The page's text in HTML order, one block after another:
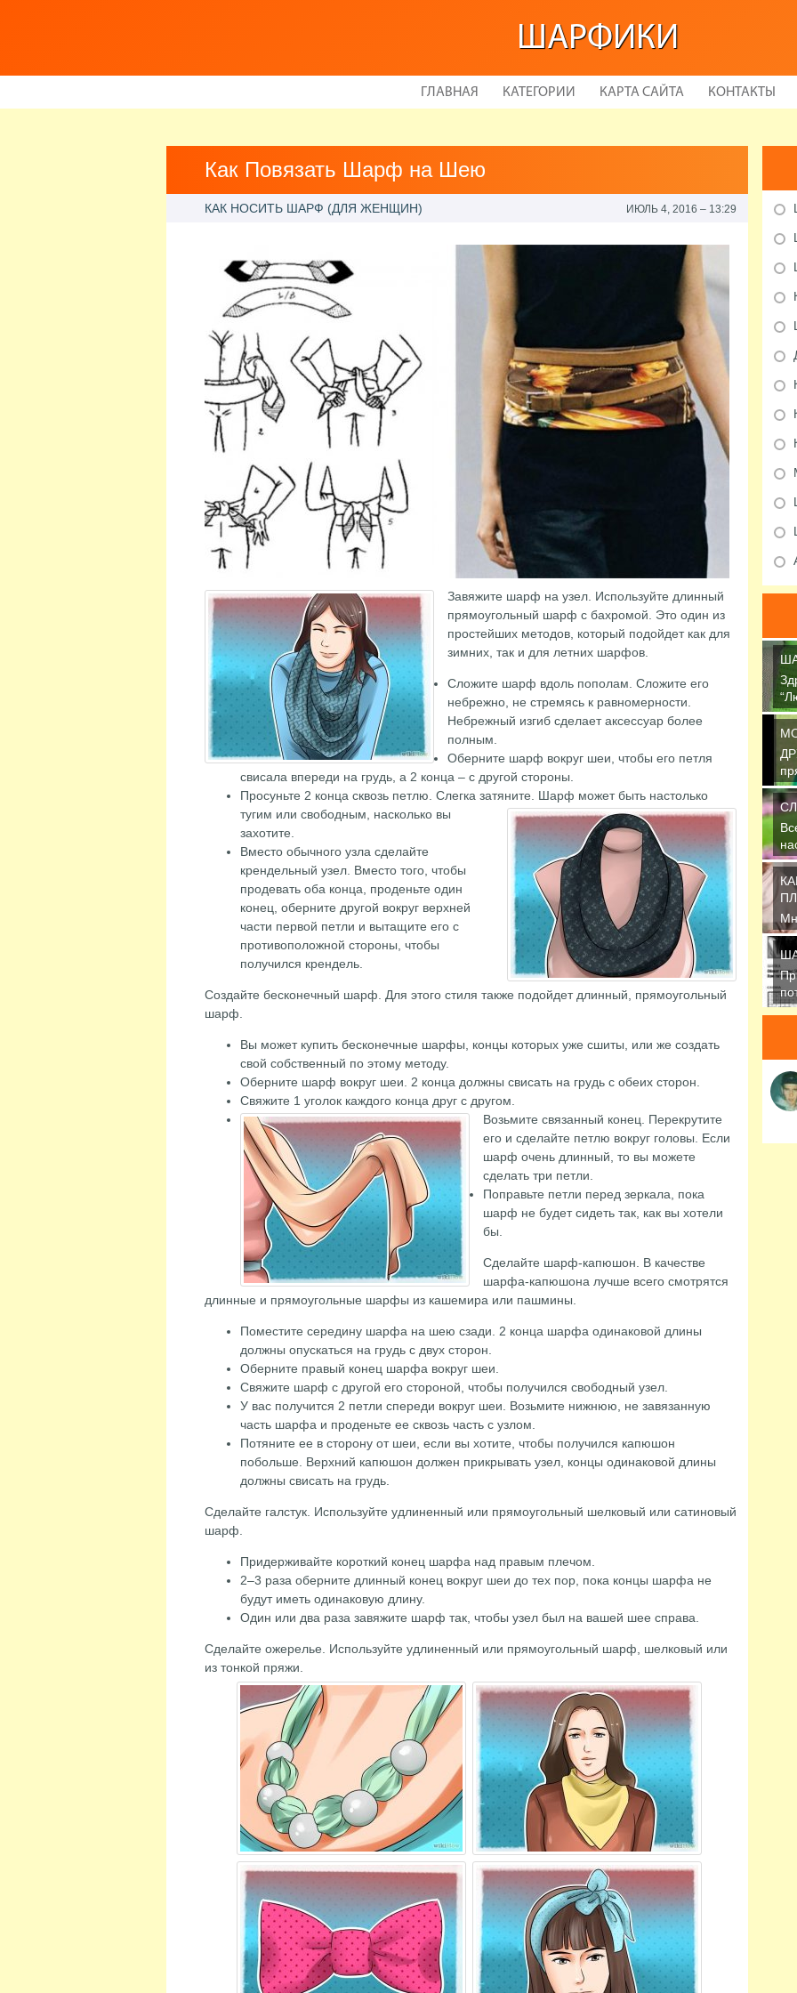
ШАРФИКИ
ГЛАВНАЯ КАТЕГОРИИ КАРТА САЙТА КОНТАКТЫ
Как Повязать Шарф на Шею
КАК НОСИТЬ ШАРФ (ДЛЯ ЖЕНЩИН) ИЮЛЬ 4, 2016 – 13:29
Завяжите шарф на узел. Используйте длинный
прямоугольный шарф с бахромой. Это один из
простейших методов, который подойдет как для
зимних, так и для летних шарфов.
Сложите шарф вдоль пополам. Сложите его
небрежно, не стремясь к равномерности.
Небрежный изгиб сделает аксессуар более
полным.
Оберните шарф вокруг шеи, чтобы его петля
свисала впереди на грудь, а 2 конца – с другой стороны.
Просуньте 2 конца сквозь петлю. Слегка затяните.
Шарф может быть настолько
тугим или свободным, насколько вы
захотите.
Вместо обычного узла сделайте
крендельный узел. Вместо того, чтобы
продевать оба конца, проденьте один
конец, оберните другой вокруг верхней
части первой петли и вытащите его с
противоположной стороны, чтобы
получился крендель.
Создайте бесконечный шарф. Для этого стиля также подойдет длинный, прямоугольный
шарф.
Вы может купить бесконечные шарфы, концы которых уже сшиты, или же создать
свой собственный по этому методу.
Оберните шарф вокруг шеи. 2 конца должны свисать на грудь с обеих сторон.
Свяжите 1 уголок каждого конца друг с другом.
Возьмите связанный конец.
Перекрутите
его и сделайте петлю вокруг головы. Если
шарф очень длинный, то вы можете
сделать три петли.
Поправьте петли перед зеркала, пока
шарф не будет сидеть так, как вы хотели
бы.
Сделайте шарф-капюшон. В качестве
шарфа-капюшона лучше всего смотрятся
длинные и прямоугольные шарфы из кашемира или пашмины.
Поместите середину шарфа на шею сзади. 2 конца шарфа одинаковой длины
должны опускаться на грудь с двух сторон.
Оберните правый конец шарфа вокруг шеи.
Свяжите шарф с другой его стороной, чтобы получился свободный узел.
У вас получится 2 петли спереди вокруг шеи. Возьмите нижнюю, не завязанную
часть шарфа и проденьте ее сквозь часть с узлом.
Потяните ее в сторону от шеи, если вы хотите, чтобы получился капюшон
побольше. Верхний капюшон должен прикрывать узел, концы одинаковой длины
должны свисать на грудь.
Сделайте галстук. Используйте удлиненный или прямоугольный шелковый или сатиновый
шарф.
Придерживайте короткий конец шарфа над правым плечом.
2–3 раза оберните длинный конец вокруг шеи до тех пор, пока концы шарфа не
будут иметь одинаковую длину.
Один или два раза завяжите шарф так, чтобы узел был на вашей шее справа.
Сделайте ожерелье. Используйте удлиненный или прямоугольный шарф, шелковый или
из тонкой пряжи.